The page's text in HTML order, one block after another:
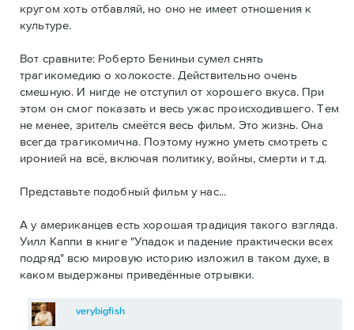
кругом хоть отбавляй, но оно не имеет отношения к
культуре.
Вот сравните: Роберто Бениньи сумел снять
трагикомедию о холокосте. Действительно очень
смешную. И нигде не отступил от хорошего вкуса. При
этом он смог показать и весь ужас происходившего. Тем
не менее, зритель смеётся весь фильм. Это жизнь. Она
всегда трагикомична. Поэтому нужно уметь смотреть с
иронией на всё, включая политику, войны, смерти и т.д.
Представьте подобный фильм у нас...
А у американцев есть хорошая традиция такого взгляда.
Уилл Каппи в книге "Упадок и падение практически всех
подряд" всю мировую историю изложил в таком духе, в
каком выдержаны приведённые отрывки.
verybigfish